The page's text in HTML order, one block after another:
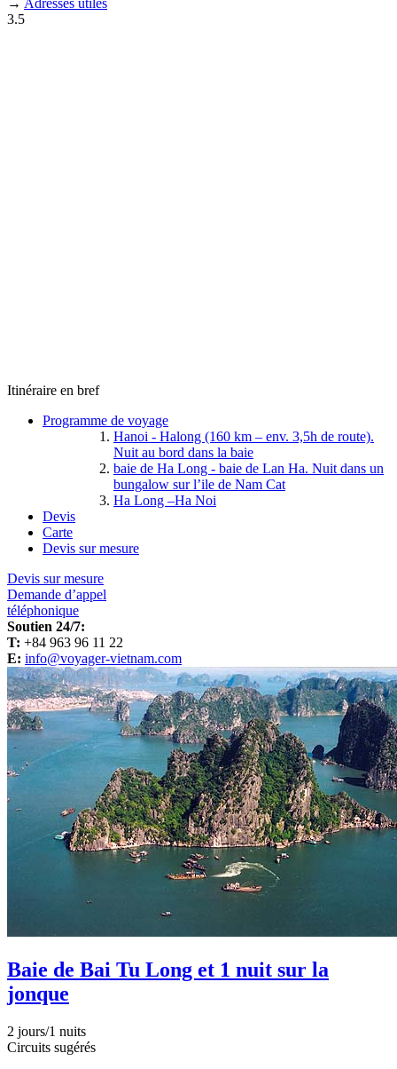
→ Adresses utiles
3.5
Itinéraire en bref
Programme de voyage
Hanoi - Halong (160 km – env. 3,5h de route).
Nuit au bord dans la baie
baie de Ha Long - baie de Lan Ha. Nuit dans un
bungalow sur l’ile de Nam Cat
Ha Long –Ha Noi
Devis
Carte
Devis sur mesure
Devis sur mesure
Demande d’appel
téléphonique
Soutien 24/7:
T: +84 963 96 11 22
E: info@voyager-vietnam.com
Baie de Bai Tu Long et 1 nuit sur la
jonque
2 jours/1 nuits
Circuits sugérés